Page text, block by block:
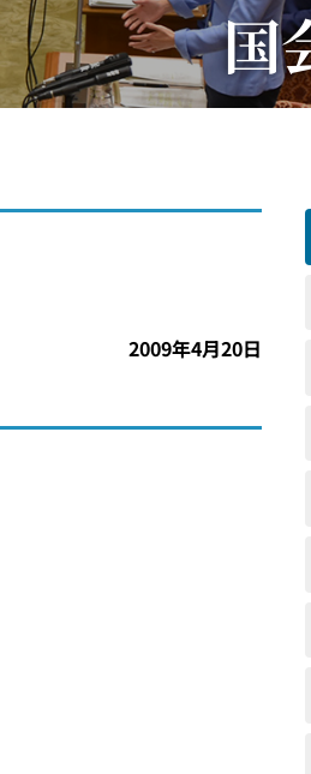
国
2009年4月20日